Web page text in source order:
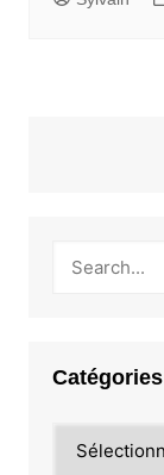
Catégories